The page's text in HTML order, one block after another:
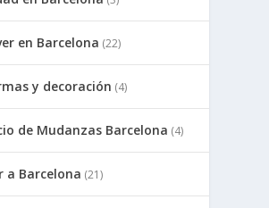
en Barcelona (22)
y decoración (4)
de Mudanzas Barcelona (4)
a Barcelona (21)